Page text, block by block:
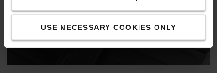
USE NECESSARY COOKIES ONLY